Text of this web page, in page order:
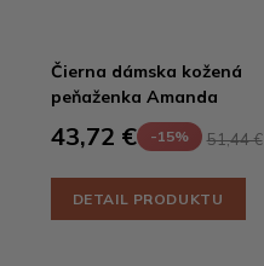
Čierna dámska kožená
peňaženka Amanda
43,72 € -15% 51,44 €
DETAIL PRODUKTU